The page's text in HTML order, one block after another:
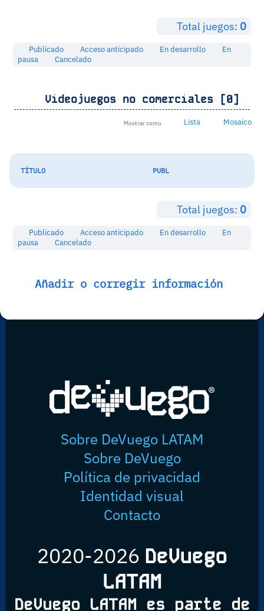
Total juegos: 0
Publicado Acceso anticipado En desarrollo
En
pausa
Cancelado
Videojuegos no comerciales [0]
Mostrar como Lista Mosaico
TÍTULO PUBL
Total juegos: 0
Publicado Acceso anticipado En desarrollo
En
pausa
Cancelado
Añadir o corregir información
Sobre DeVuego LATAM
Sobre DeVuego
Política de privacidad
Identidad visual
Contacto
2020-2026 DeVuego
LATAM
DeVuego LATAM es parte de